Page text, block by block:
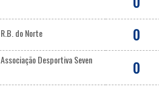
R.B. do Norte
0
Associação Desportiva Seven
0